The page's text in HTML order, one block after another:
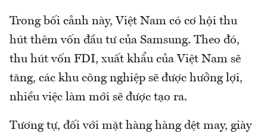
Trong bối cảnh này, Việt Nam có cơ hội thu
hút thêm vốn đầu tư của Samsung. Theo đó,
thu hút vốn FDI, xuất khẩu của Việt Nam sẽ
tăng, các khu công nghiệp sẽ được hưởng lợi,
nhiều việc làm mới sẽ được tạo ra.
Tương tự, đối với mặt hàng hàng dệt may, giày